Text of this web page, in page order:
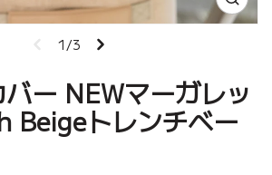
1/3
ー NEWマーガレッ
Beigeトレンチベー